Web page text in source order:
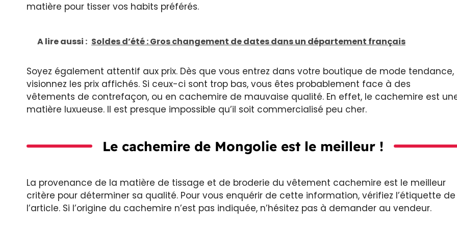
matière pour tisser vos habits préférés.
A lire aussi : Soldes d’été : Gros changement de dates dans un département français
Soyez également attentif aux prix. Dès que vous entrez dans votre boutique de mode tendance,
visionnez les prix affichés. Si ceux-ci sont trop bas, vous êtes probablement face à des
vêtements de contrefaçon, ou en cachemire de mauvaise qualité. En effet, le cachemire est
matière luxueuse. Il est presque impossible qu’il soit commercialisé peu cher.
Le cachemire de Mongolie est le meilleur !
La provenance de la matière de tissage et de broderie du vêtement cachemire est le meilleur
critère pour déterminer sa qualité. Pour vous enquérir de cette information, vérifiez l’étiquette de
l’article. Si l’origine du cachemire n’est pas indiquée, n’hésitez pas à demander au vendeur.